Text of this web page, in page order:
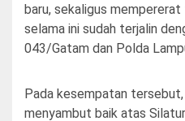
baru, sekaligus
selama ini sudah terjalin
043/Gatam dan Polda
Pada kesempatan
menyambut baik atas